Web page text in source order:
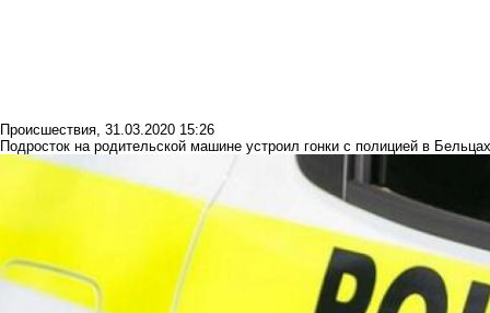
Происшествия, 31.03.2020 15:26
Подросток на родительской машине устроил гонки с полицией в Бельцах